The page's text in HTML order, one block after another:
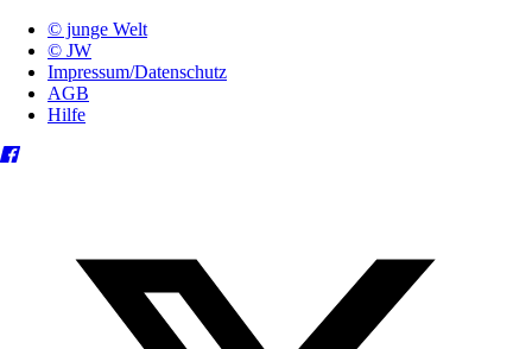
© junge Welt
© JW
Impressum/Datenschutz
AGB
Hilfe